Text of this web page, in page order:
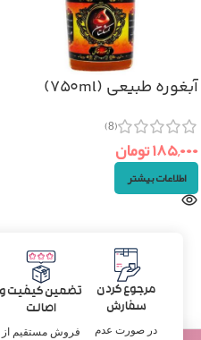
آبغوره طبیعی (۷۵۰ml)
(8)
۱۸۵,۰۰۰تومان
اطلاعات بیشتر
مرجوع کردن
سفارش
در صورت عدم
تضمین کیفیت و
اصالت
فروش مستقیم از